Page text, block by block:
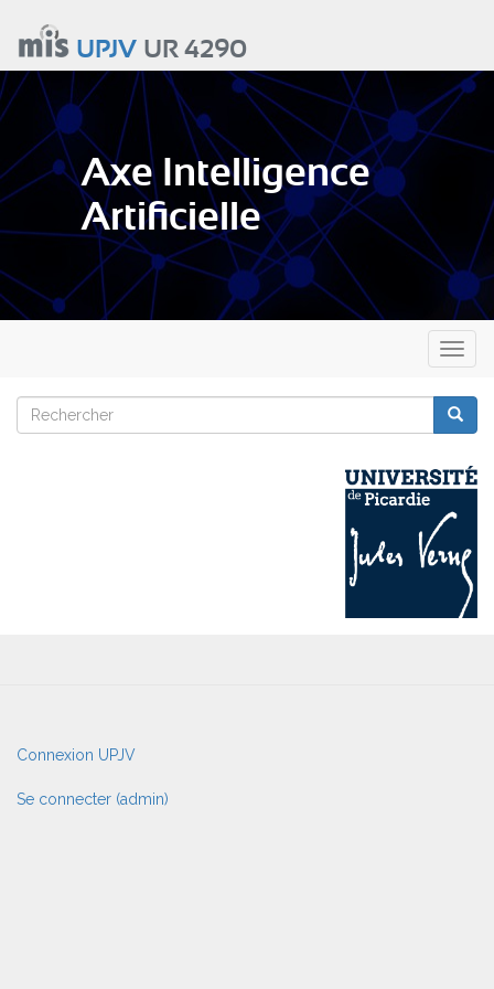
contenu
principal
UPJVUR 4290
Axe Intelligence
Artificielle
Rechercher
Rechercher
User
account
menu
Connexion UPJV
Se connecter (admin)